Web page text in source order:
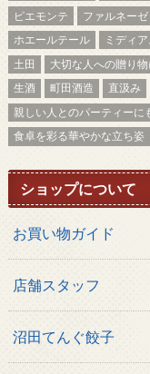
ピエモンテ
ファルネーゼ
ホエールテール
ミディ
土田
大切な人への贈り物
生酒
町田酒造 直汲み
親しい人とのパーティーに
食卓を彩る華やかな立ち姿
ショップについて
お買い物ガイド
店舗スタッフ
沼田てんぐ餃子